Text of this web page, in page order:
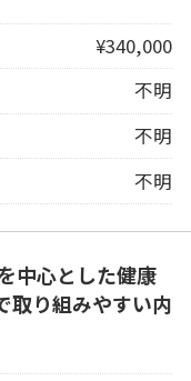
¥340,000
不明
不明
不明
中心とした健康
取り組みやすい内